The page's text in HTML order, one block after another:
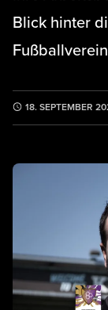
Blick hinter
18. SEPTEMBER